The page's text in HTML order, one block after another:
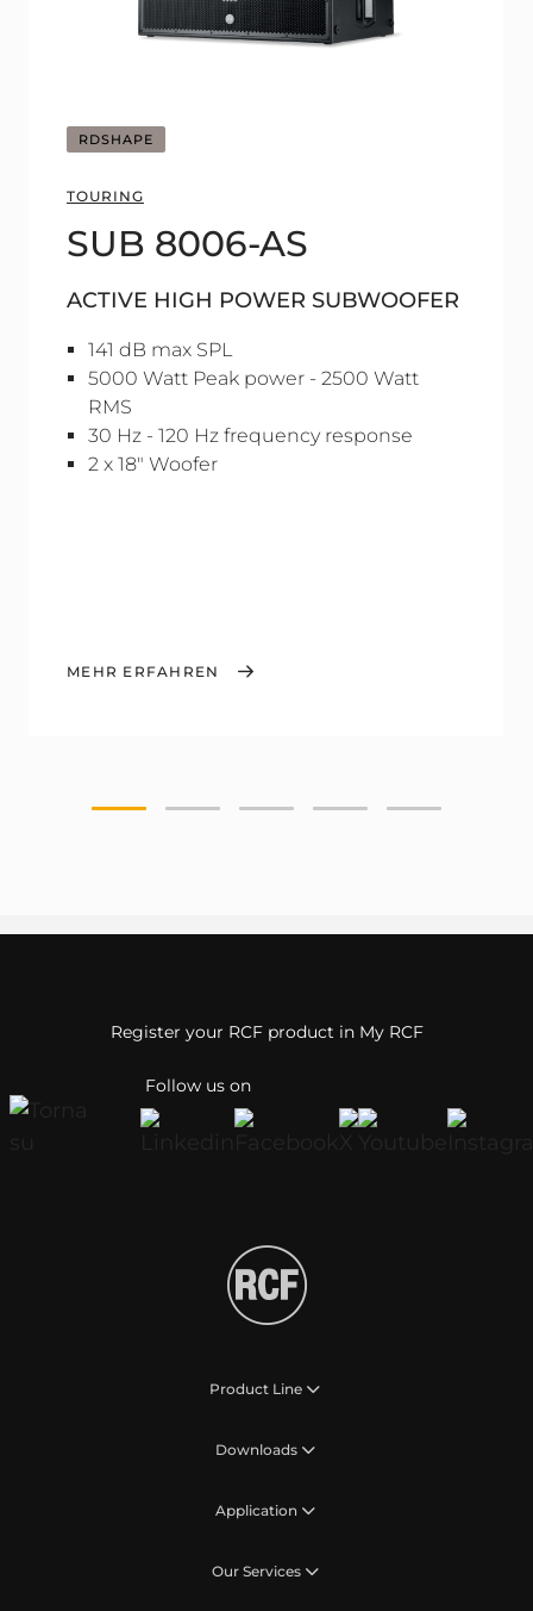
RDSHAPE
TOURING
SUB 8006-AS
ACTIVE HIGH POWER SUBWOOFER
141 dB max SPL
5000 Watt Peak power - 2500 Watt
RMS
30 Hz - 120 Hz frequency response
2 x 18" Woofer
MEHR ERFAHREN
Follow us on
Register your RCF product in My RCF
Product Line
Downloads
Application
Our Services